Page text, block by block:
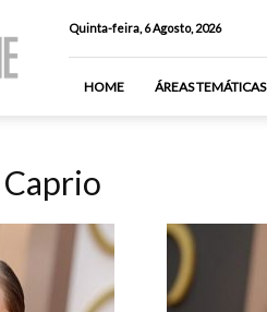
Quinta-feira, 6 Agosto, 2026
HOME ÁREAS TEMÁTICAS